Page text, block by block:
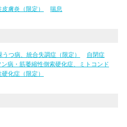
膚炎（限定） 喘息
うつ病、統合失調症（限定）
自閉症
病・筋萎縮性側索硬化症、ミトコンド
化症（限定）